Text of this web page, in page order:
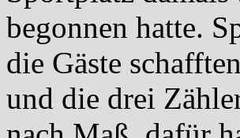
begonnen hatte.
die Gäste
und die drei